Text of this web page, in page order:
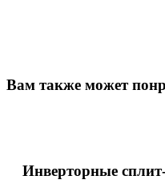
Вам также может
Инверторные